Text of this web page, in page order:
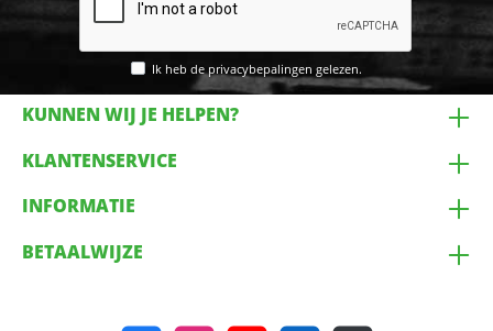
Ik heb de privacybepalingen gelezen.
KUNNEN WIJ JE HELPEN?
KLANTENSERVICE
INFORMATIE
BETAALWIJZE